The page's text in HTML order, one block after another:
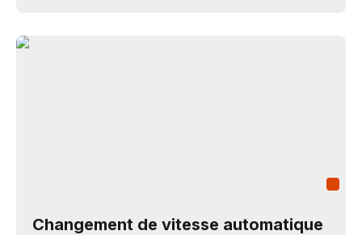
Changement de vitesse automatique